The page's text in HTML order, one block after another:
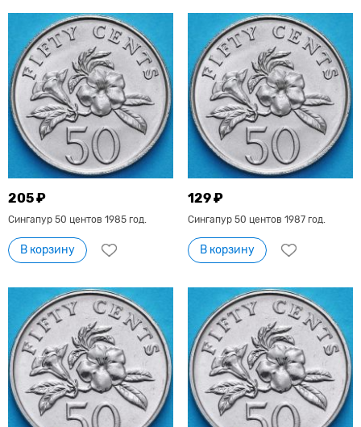
205 ₽
Сингапур 50 центов 1985 год.
В корзину
129 ₽
Сингапур 50 центов 1987 год.
В корзину